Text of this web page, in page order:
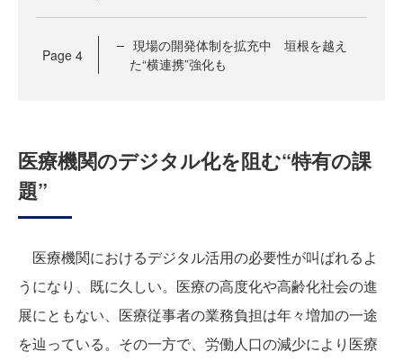
Page 4
現場の開発体制を拡充中 垣根を越え
た“横連携”強化も
医療機関のデジタル化を阻む“特有の課
題”
医療機関におけるデジタル活用の必要性が叫ばれるよ
うになり、既に久しい。医療の高度化や高齢化社会の進
展にともない、医療従事者の業務負担は年々増加の一途
を辿っている。その一方で、労働人口の減少により医療